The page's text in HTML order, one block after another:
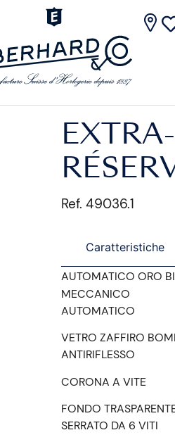
Ref. 49036.1
Caratteristiche
AUTOMATICO ORO
MECCANICO
AUTOMATICO
VETRO ZAFFIRO
ANTIRIFLESSO
CORONA A VITE
FONDO
SERRATO DA 6 VITI